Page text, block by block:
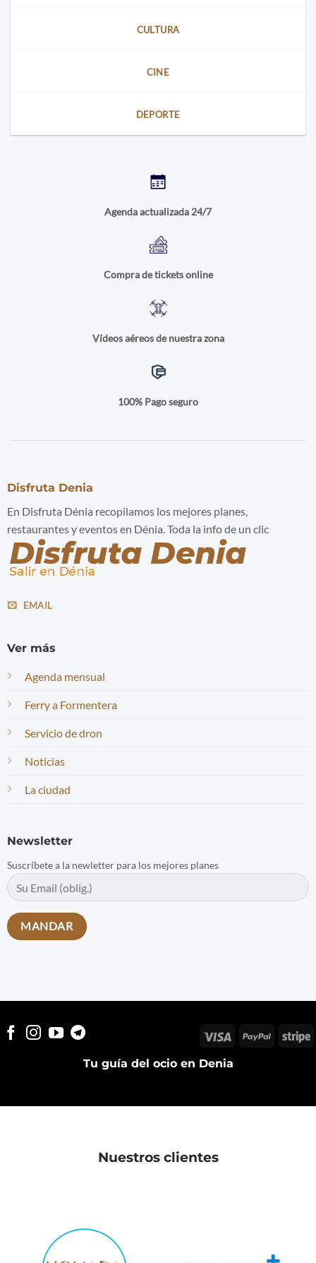
CULTURA
CINE
DEPORTE
Agenda actualizada 24/7
Compra de tickets online
Vídeos aéreos de nuestra zona
100% Pago seguro
Disfruta Denia
En Disfruta Dénia recopilamos los mejores planes,
restaurantes y eventos en Dénia. Toda la info de un clic
EMAIL
Ver más
Agenda mensual
Ferry a Formentera
Servicio de dron
Noticias
La ciudad
Newsletter
Suscríbete a la newletter para los mejores planes
Tu guía del ocio en Denia
Visa PayPal
Nuestros clientes